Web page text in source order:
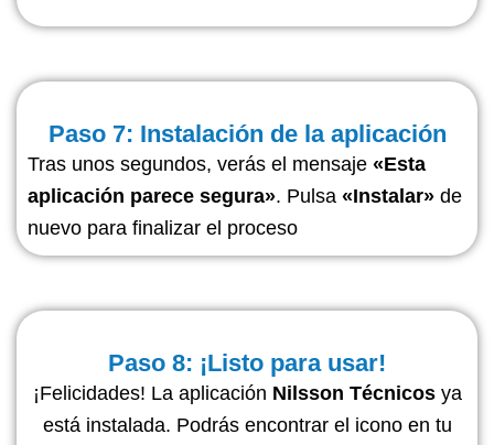
Paso 7: Instalación de la aplicación
Tras unos segundos, verás el mensaje «Esta
aplicación parece segura». Pulsa «Instalar» de
nuevo para finalizar el proceso
Paso 8: ¡Listo para usar!
¡Felicidades! La aplicación Nilsson Técnicosya
está instalada. Podrás encontrar el icono en tu